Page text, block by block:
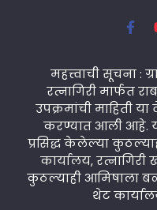
महत्त्वाची सूचना :
रत्नागिरी मार्फत
उपक्रमांची माहिती
करण्यात आली आहे.
प्रसिद्ध केलेल्या
कार्यालय,
कुठल्याही आमिषाला
थेट